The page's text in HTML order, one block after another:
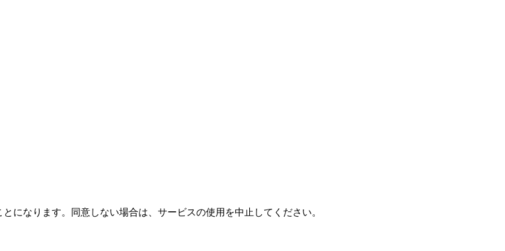
になります。同意しない場合は、サービスの使用を中止してください。